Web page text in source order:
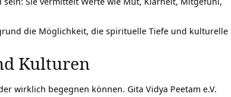
die Möglichkeit, die spirituelle Tiefe und kulturelle
Kulturen
wirklich begegnen können. Gita Vidya Peetam e.V.